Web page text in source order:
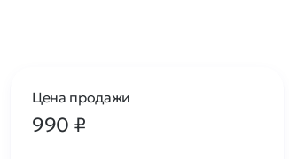
Цена продажи
990 ₽